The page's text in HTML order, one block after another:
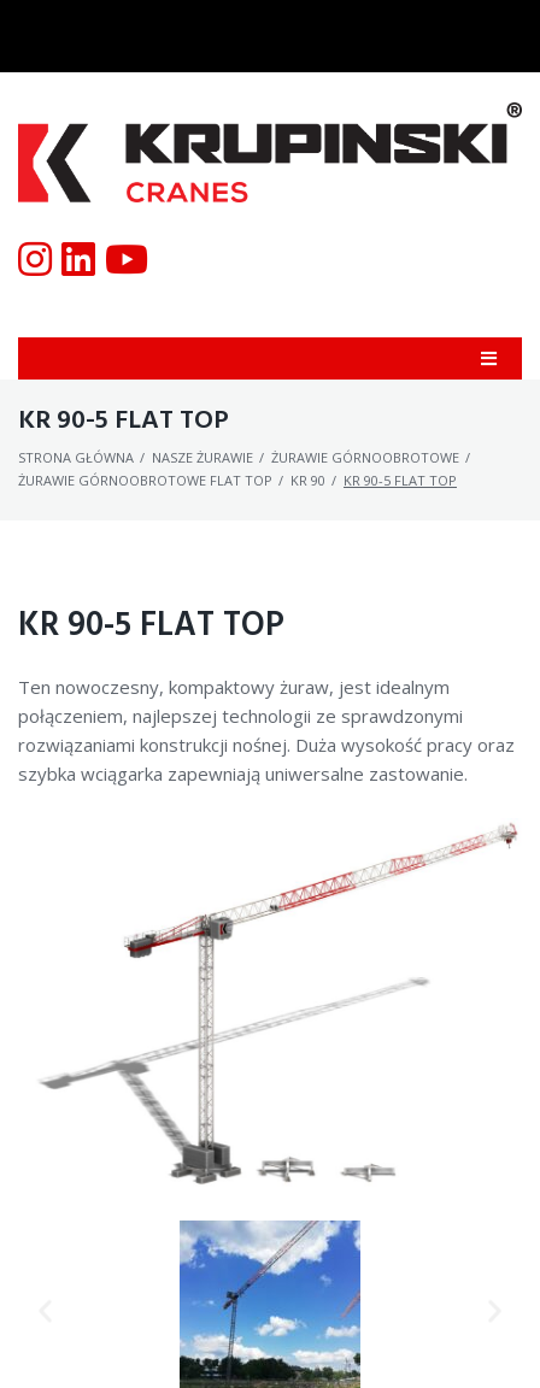
KR 90-5 FLAT TOP
STRONA GŁÓWNA / NASZE ŻURAWIE / ŻURAWIE GÓRNOOBROTOWE /
ŻURAWIE GÓRNOOBROTOWE FLAT TOP / KR 90 / KR 90-5 FLAT TOP
KR 90-5 FLAT TOP
Ten nowoczesny, kompaktowy żuraw, jest idealnym
połączeniem, najlepszej technologii ze sprawdzonymi
rozwiązaniami konstrukcji nośnej. Duża wysokość pracy oraz
szybka wciągarka zapewniają uniwersalne zastowanie.